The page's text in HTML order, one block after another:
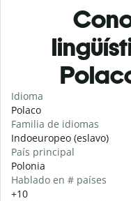
Idioma
Polaco
Familia de idiomas
Indoeuropeo (eslavo)
País principal
Polonia
Hablado en # países
+10